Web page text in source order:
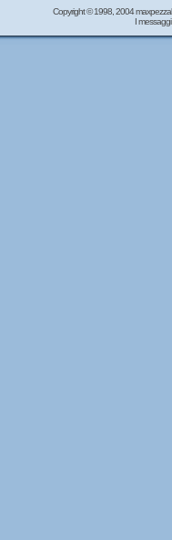
Copyright © 1998, 2004
I